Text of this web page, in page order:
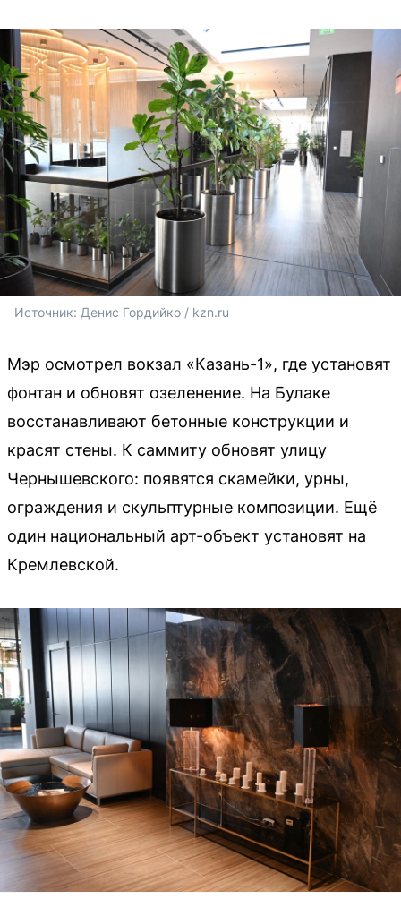
Источник: Денис Гордийко / kzn.ru
Мэр осмотрел вокзал «Казань-1», где установят
фонтан и обновят озеленение. На Булаке
восстанавливают бетонные конструкции и
красят стены. К саммиту обновят улицу
Чернышевского: появятся скамейки, урны,
ограждения и скульптурные композиции. Ещё
один национальный арт-объект установят на
Кремлевской.